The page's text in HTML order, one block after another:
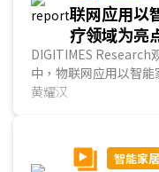
联网应用以
疗领域为亮
DIGITIMES Research
中，物联网应用以智
点，智能家居业者目
黄耀汉
智能家居